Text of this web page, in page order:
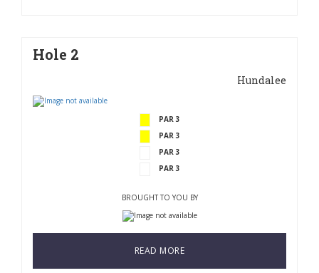
Hole 2
Hundalee
PAR 3
PAR 3
PAR 3
PAR 3
BROUGHT TO YOU BY
READ MORE